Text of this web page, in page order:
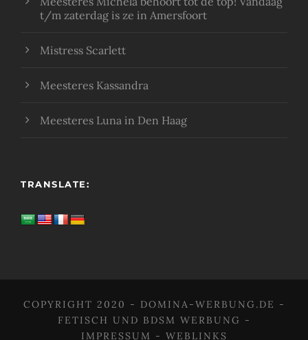
t/m zaterdag is ze in Amersfoort
Mistress Scarlett
Meesteres Kassandra
Meesteres Luna in Den Haag
TRANSLATE:
COPYRIGHT 2020 - DOMINA-WERBUNG.DE -
FETISCH UND BDSM WERBUNG -
IMPRESSUM - WEBLINKS